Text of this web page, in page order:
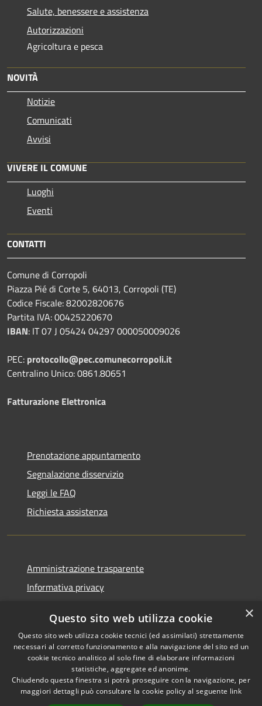
Salute, benessere e assistenza
Autorizzazioni
Agricoltura e pesca
NOVITÀ
Notizie
Comunicati
Avvisi
VIVERE IL COMUNE
Luoghi
Eventi
CONTATTI
Comune di Corropoli
Piazza Pié di Corte 5, 64013, Corropoli (TE)
Codice Fiscale: 82002820676
Partita IVA: 00425220670
IBAN: IT 07 J 05424 04297 000050009026
PEC: protocollo@pec.comunecorropoli.it
Centralino Unico: 0861.80651
Fatturazione Elettronica
Prenotazione appuntamento
Segnalazione disservizio
Leggi le FAQ
Richiesta assistenza
Amministrazione trasparente
Informativa privacy
Dichiarazione di accessibilità
RSS
Accessibilità
Copyright © 2026 • Comune di
Corropoli • Powered by
×
Questo sito web utilizza cookie
Questo sito web utilizza cookie tecnici (ed assimilati) strettamente
necessari al corretto funzionamento e alla navigazione del sito ed un
cookie tecnico analitico al solo fine di elaborare informazioni
statistiche, aggregate ed anonime.
Chiudendo questa finestra si potrà proseguire con la navigazione, per
maggiori dettagli può consultare la cookie policy al seguente link